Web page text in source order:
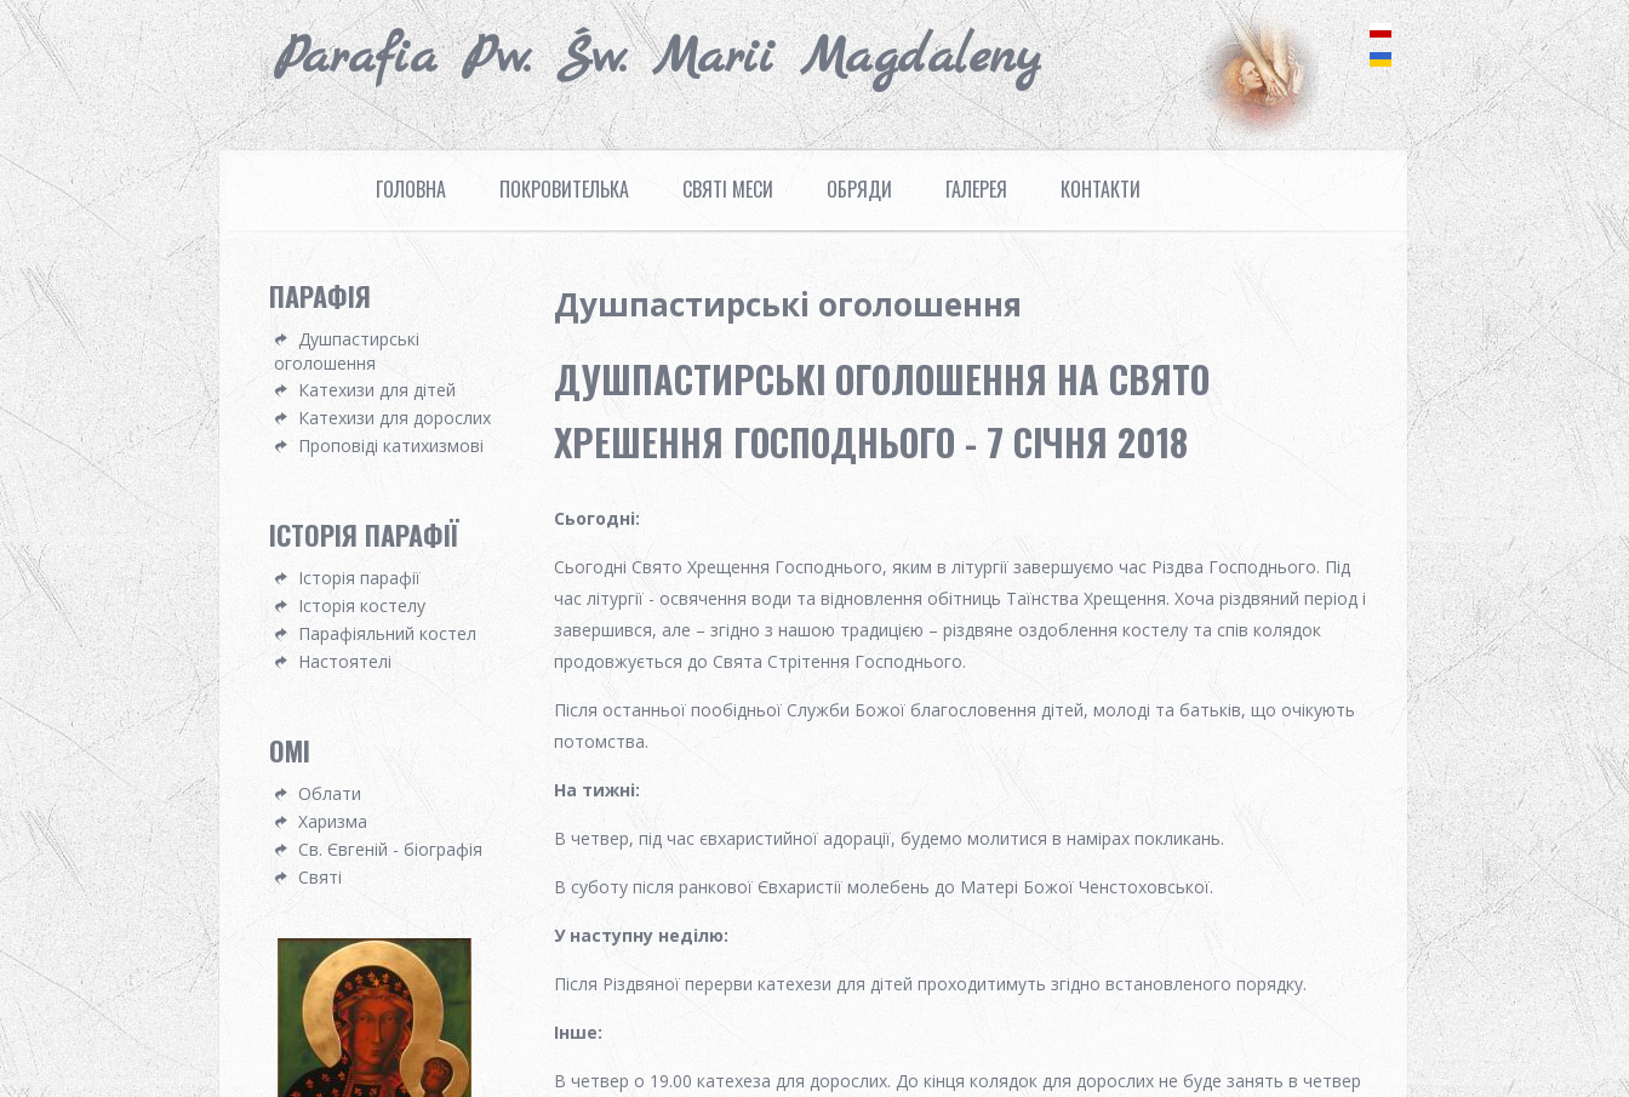
Parafia Pw. Św. Marii Magdaleny
ГОЛОВНА ПОКРОВИТЕЛЬКА СВЯТІ МЕСИ ОБРЯДИ ГАЛЕРЕЯ КОНТАКТИ
ПАРАФІЯ
Душпастирські
оголошення
Катехизи для дітей
Катехизи для дорослих
Проповіді катихизмові
ІСТОРІЯ ПАРАФІЇ
Історія парафії
Історія костелу
Парафіяльний костел
Настоятелі
OMI
Облати
Харизма
Св. Євгеній - біографія
Святі
Душпастирські оголошення
ДУШПАСТИРСЬКІ ОГОЛОШЕННЯ НА СВЯТО
ХРЕШЕННЯ ГОСПОДНЬОГО - 7 СІЧНЯ 2018
Сьогодні:
Сьогодні Свято Хрещення Господнього, яким в літургії завершуємо час Різдва Господнього. Під
час літургії - освячення води та відновлення обітниць Таїнства Хрещення. Хоча різдвяний період і
завершився, але – згідно з нашою традицією – різдвяне оздоблення костелу та спів колядок
продовжується до Свята Стрітення Господнього.
Після останньої пообідньої Служби Божої благословення дітей, молоді та батьків, що очікують
потомства.
На тижні:
В четвер, під час євхаристийної адорації, будемо молитися в намірах покликань.
В суботу після ранкової Євхаристії молебень до Матері Божої Ченстоховської.
У наступну неділю:
Після Різдвяної перерви катехези для дітей проходитимуть згідно встановленого порядку.
Інше:
В четвер о 19.00 катехеза для дорослих. До кінця колядок для дорослих не буде занять в четвер